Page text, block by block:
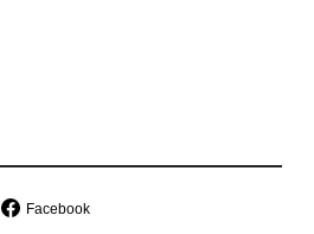
Facebook